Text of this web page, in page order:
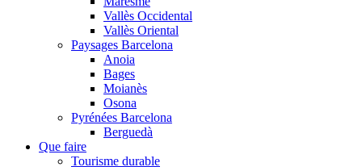
Vallès Occidental
Vallès Oriental
Paysages Barcelona
Anoia
Bages
Moianès
Osona
Pyrénées Barcelona
Berguedà
Que faire
Tourisme durable